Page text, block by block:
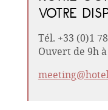
VOTRE
Tél. +33 (0)1
Ouvert de 9h